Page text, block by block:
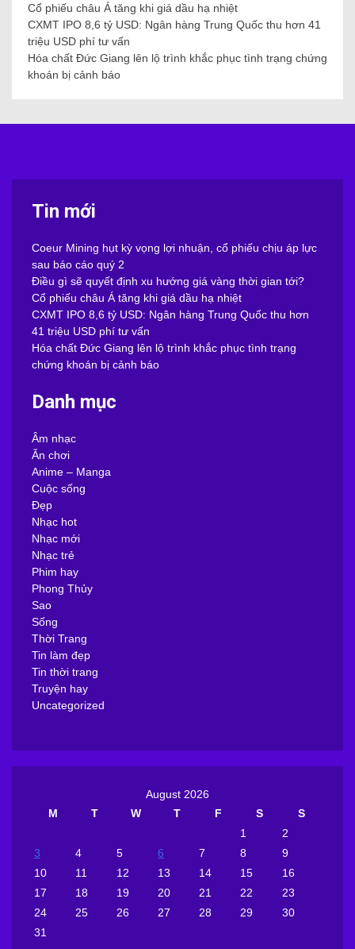
Cổ phiếu châu Á tăng khi giá dầu hạ nhiệt
CXMT IPO 8,6 tỷ USD: Ngân hàng Trung Quốc thu hơn 41
triệu USD phí tư vấn
Hóa chất Đức Giang lên lộ trình khắc phục tình trạng chứng
khoán bị cảnh báo
Tin mới
Coeur Mining hụt kỳ vọng lợi nhuận, cổ phiếu chịu áp lực
sau báo cáo quý 2
Điều gì sẽ quyết định xu hướng giá vàng thời gian tới?
Cổ phiếu châu Á tăng khi giá dầu hạ nhiệt
CXMT IPO 8,6 tỷ USD: Ngân hàng Trung Quốc thu hơn
41 triệu USD phí tư vấn
Hóa chất Đức Giang lên lộ trình khắc phục tình trạng
chứng khoán bị cảnh báo
Danh mục
Âm nhạc
Ăn chơi
Anime – Manga
Cuộc sống
Đẹp
Nhạc hot
Nhạc mới
Nhạc trẻ
Phim hay
Phong Thủy
Sao
Sống
Thời Trang
Tin làm đẹp
Tin thời trang
Truyện hay
Uncategorized
August 2026
M
T W T F S
S
1
2
3
4 5 6 7 8
9
10
11 12 13 14 15
16
17
18 19 20 21 22
23
24
25 26 27 28 29
30
31